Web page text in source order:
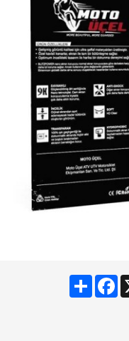
Share